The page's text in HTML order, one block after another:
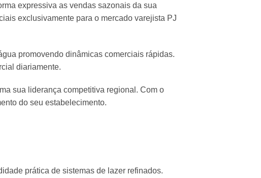
expressiva as vendas sazonais da sua
exclusivamente para o mercado varejista PJ
promovendo dinâmicas comerciais rápidas.
diariamente.
sua liderança competitiva regional. Com o
do seu estabelecimento.
prática de sistemas de lazer refinados.